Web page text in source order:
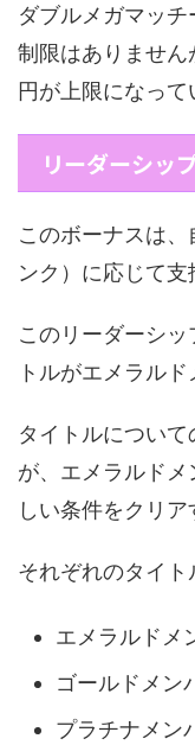
ダブルメガマッ
制限はありませ
円が上限になって
リーダーシッ
このボーナスは
ンク）に応じて支
このリーダーシ
トルがエメラル
タイトルについ
が、エメラルド
しい条件をクリア
それぞれのタイト
エメラルドメ
ゴールドメン
プラチナメン